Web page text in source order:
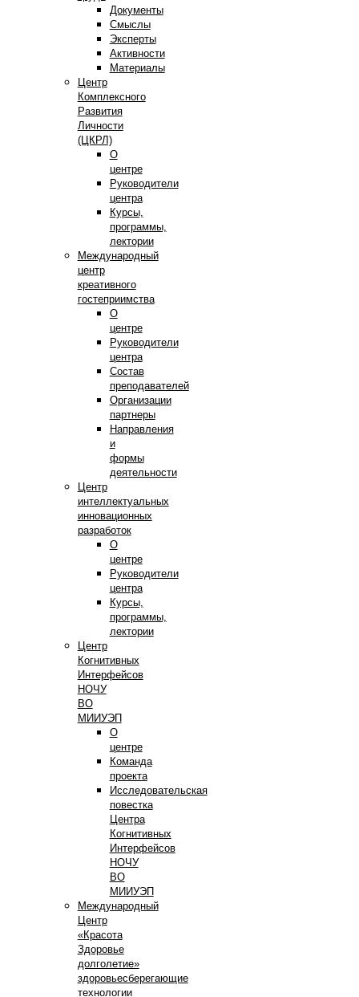
Документы
Смыслы
Эксперты
Активности
Материалы
Центр
Комплексного
Развития
Личности
(ЦКРЛ)
О
центре
Руководители
центра
Курсы,
программы,
лектории
Международный
центр
креативного
гостеприимства
О
центре
Руководители
центра
Состав
преподавателей
Организации
партнеры
Направления
и
формы
деятельности
Центр
интеллектуальных
инновационных
разработок
О
центре
Руководители
центра
Курсы,
программы,
лектории
Центр
Когнитивных
Интерфейсов
НОЧУ
ВО
МИИУЭП
О
центре
Команда
проекта
Исследовательская
повестка
Центра
Когнитивных
Интерфейсов
НОЧУ
ВО
МИИУЭП
Международный
Центр
«Красота
Здоровье
долголетие»
здоровьесберегающие
технологии